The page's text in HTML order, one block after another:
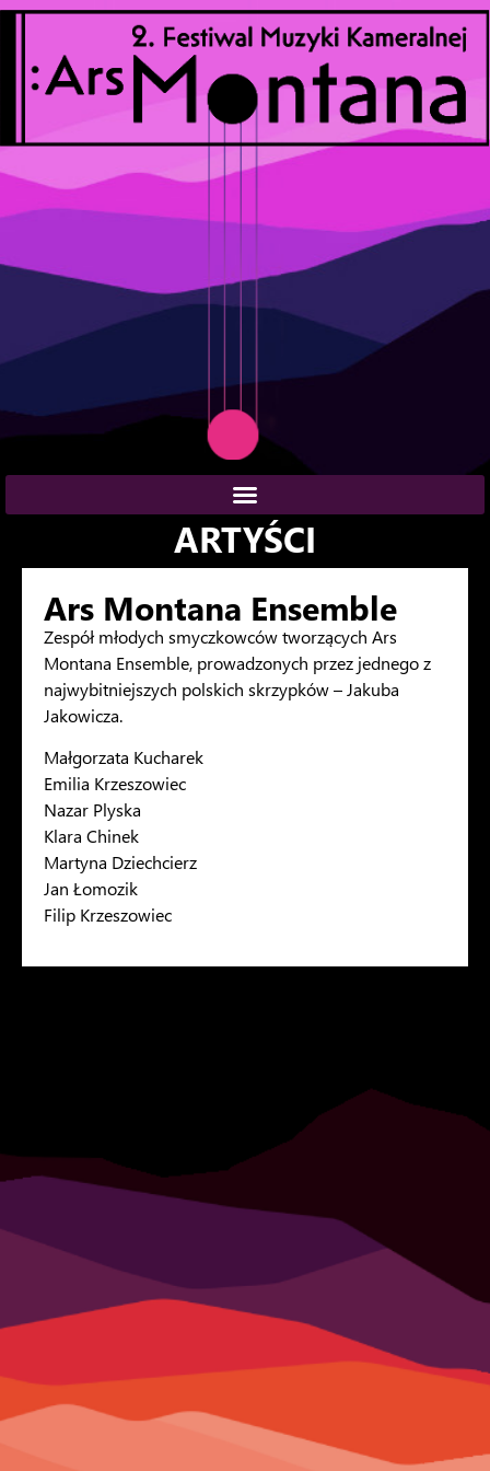
ARTYŚCI
Ars Montana Ensemble
Zespół młodych smyczkowców tworzących Ars
Montana Ensemble, prowadzonych przez jednego z
najwybitniejszych polskich skrzypków – Jakuba
Jakowicza.
Małgorzata Kucharek
Emilia Krzeszowiec
Nazar Plyska
Klara Chinek
Martyna Dziechcierz
Jan Łomozik
Filip Krzeszowiec